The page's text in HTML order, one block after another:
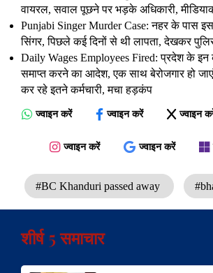
— Yogi Adityanath (@myogiadityanath)
वायरल, सवाल पूछने पर भड़के अधिकारी,
Punjabi Singer Murder Case: नहर के पास
सिंगर, पिछले कई दिनों से थी लापता, देखकर
Daily Wages Employees Fired: प्रदेश के इन
समाप्त करने का आदेश, एक साथ बेरोजगार हो
कर रहे इतने कर्मचारी, मचा हड़कंप
ज्वाइन करें ज्वाइन करें ज्वाइन
ज्वाइन करें ज्वाइन करें
#BC Khanduri passed away
शीर्ष 5 समाचार